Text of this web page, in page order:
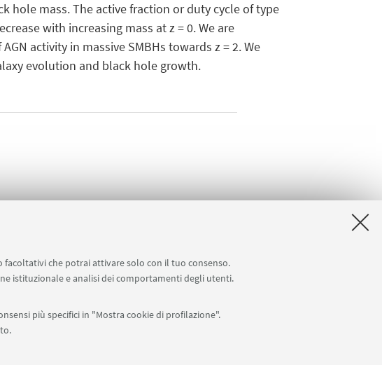
che potrai attivare solo con il tuo consenso.
istituzionale e analisi dei comportamenti degli utenti.
più specifici in "Mostra cookie di profilazione".
mass. The active fraction or duty cycle of type
with increasing mass at z = 0. We are
activity in massive SMBHs towards z = 2. We
evolution and black hole growth.